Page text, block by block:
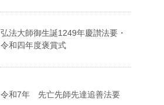
弘法大師御生誕1249年慶讃法要・
令和四年度褒賞式
令和7年 先亡先師先達追善法要